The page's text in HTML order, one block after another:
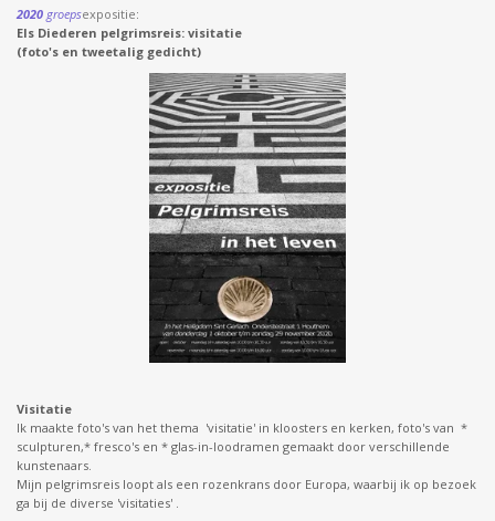
2020 groepsexpositie:
Els Diederen pelgrimsreis: visitatie
(foto's en tweetalig gedicht)
Visitatie
Ik maakte foto's van het thema 'visitatie' in kloosters en kerken, foto's van *
sculpturen,* fresco's en * glas-in-loodramen gemaakt door verschillende
kunstenaars.
Mijn pelgrimsreis loopt als een rozenkrans door Europa, waarbij ik op bezoek
ga bij de diverse 'visitaties' .